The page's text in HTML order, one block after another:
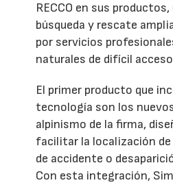
RECCO en sus
búsqueda y rescate
por servicios
naturales de difícil
El primer producto que
tecnología son los
alpinismo de la firma,
facilitar la localización de
de accidente o
Con esta integración,